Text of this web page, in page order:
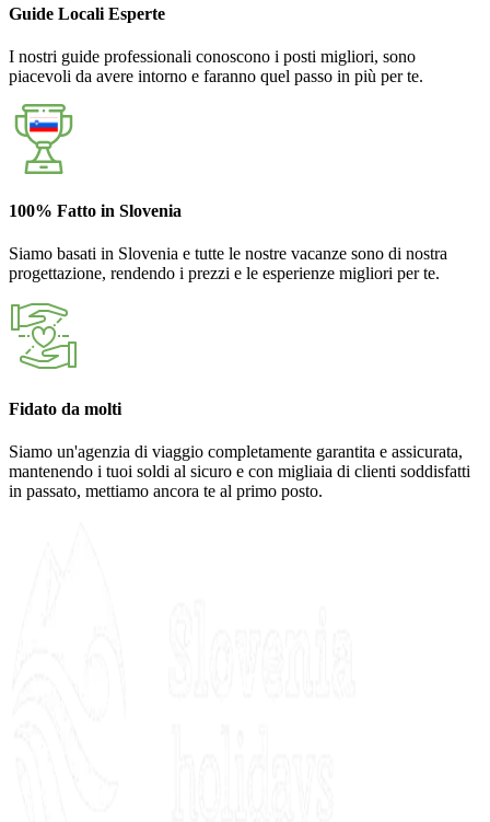
Guide Locali Esperte
I nostri guide professionali conoscono i posti migliori, sono
piacevoli da avere intorno e faranno quel passo in più per te.
100% Fatto in Slovenia
Siamo basati in Slovenia e tutte le nostre vacanze sono di nostra
progettazione, rendendo i prezzi e le esperienze migliori per te.
Fidato da molti
Siamo un'agenzia di viaggio completamente garantita e assicurata,
mantenendo i tuoi soldi al sicuro e con migliaia di clienti soddisfatti
in passato, mettiamo ancora te al primo posto.